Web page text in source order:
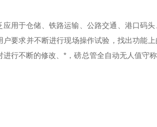
用于仓储、铁路运输、公路交通、港口码
要求并不断进行现场操作试验，找出功能
行不断的修改、*，磅总管全自动无人值守